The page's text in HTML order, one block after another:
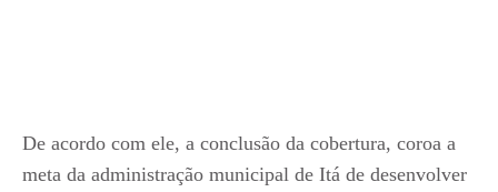
De acordo com ele, a conclusão da cobertura, coroa a
meta da administração municipal de Itá de desenvolver